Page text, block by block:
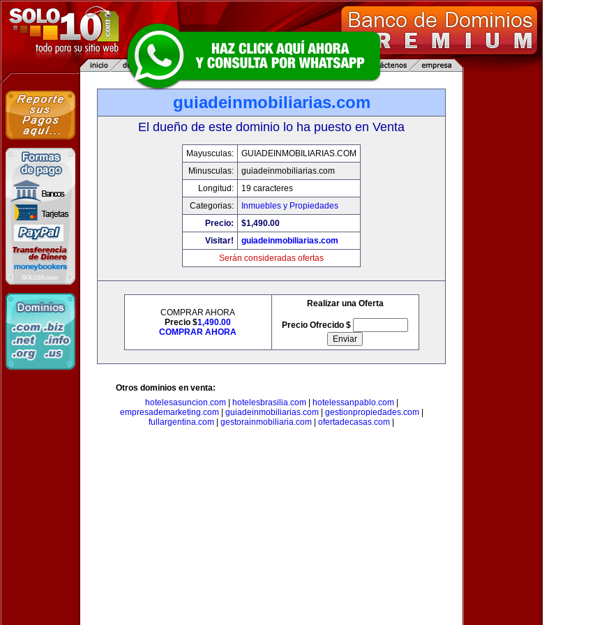
guiadeinmobiliarias.com
El dueño de este dominio lo ha puesto en Venta
Mayusculas:
GUIADEINMOBILIARIAS.COM
Minusculas:
guiadeinmobiliarias.com
Longitud:
19 caracteres
Categorias:
Inmuebles y Propiedades
Precio:
$1,490.00
Visitar!
guiadeinmobiliarias.com
Serán consideradas ofertas
COMPRAR AHORA
Precio $1,490.00
COMPRAR AHORA
Realizar una Oferta
Precio Ofrecido $
Otros dominios en venta:
hotelesasuncion.com| hotelesbrasilia.com| hotelessanpablo.com|
empresademarketing.com| guiadeinmobiliarias.com| gestionpropiedades.com|
fullargentina.com
gestorainmobiliaria.com ofertadecasas.com